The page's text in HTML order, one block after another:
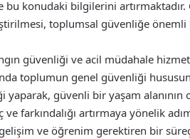
konudaki bilgilerini artırmaktadır.
toplumsal güvenliğe önemli
güvenliği ve acil müdahale
toplumun genel güvenliği
güvenli bir yaşam alanının
farkındalığı artırmaya yönelik
ve öğrenim gerektiren bir